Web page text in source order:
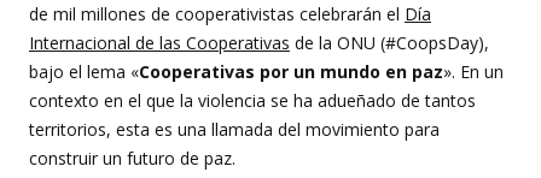
de mil millones de cooperativistas celebrarán el Día
Internacional de las Cooperativas de la ONU (#CoopsDay),
bajo el lema «Cooperativas por un mundo en paz». En un
contexto en el que la violencia se ha adueñado de tantos
territorios, esta es una llamada del movimiento para
construir un futuro de paz.